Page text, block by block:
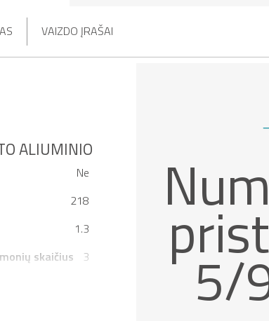
VAIZDO ĮRAŠAI
ALIUMINIO
Ne
218
1.3
skaičius 3
5/